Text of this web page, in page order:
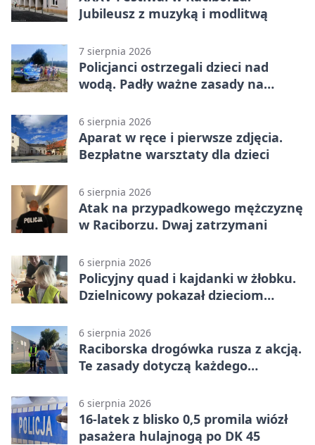
Jubileusz z muzyką i modlitwą
7 sierpnia 2026
Policjanci ostrzegali dzieci nad
wodą. Padły ważne zasady na
6 sierpnia 2026
Aparat w ręce i pierwsze zdjęcia.
Bezpłatne warsztaty dla dzieci
6 sierpnia 2026
Atak na przypadkowego mężczyznę
w Raciborzu. Dwaj zatrzymani
6 sierpnia 2026
Policyjny quad i kajdanki w żłobku.
Dzielnicowy pokazał dzieciom
6 sierpnia 2026
Raciborska drogówka rusza z akcją.
Te zasady dotyczą każdego
6 sierpnia 2026
16-latek z blisko 0,5 promila wiózł
pasażera hulajnogą po DK 45